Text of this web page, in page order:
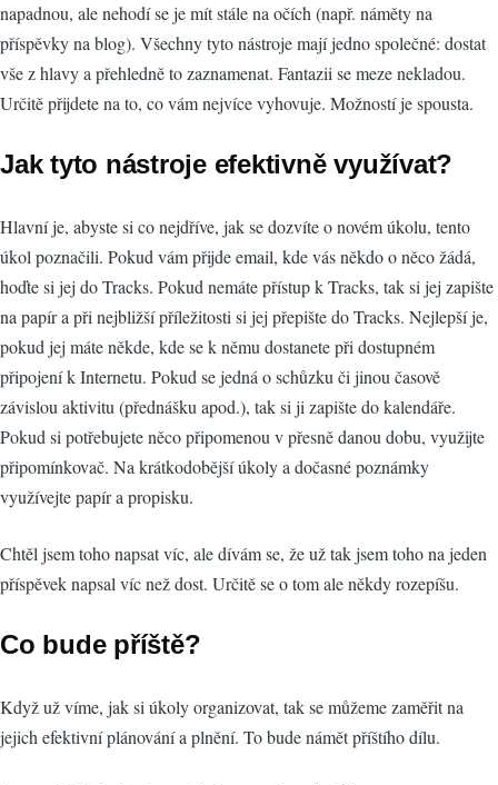
napadnou, ale nehodí se je mít stále na očích (např. náměty na
příspěvky na blog). Všechny tyto nástroje mají jedno společné: dostat
vše z hlavy a přehledně to zaznamenat. Fantazii se meze nekladou.
Určitě přijdete na to, co vám nejvíce vyhovuje. Možností je spousta.
Jak tyto nástroje efektivně využívat?
Hlavní je, abyste si co nejdříve, jak se dozvíte o novém úkolu, tento
úkol poznačili. Pokud vám přijde email, kde vás někdo o něco žádá,
hoďte si jej do Tracks. Pokud nemáte přístup k Tracks, tak si jej zapište
na papír a při nejbližší příležitosti si jej přepište do Tracks. Nejlepší je,
pokud jej máte někde, kde se k němu dostanete při dostupném
připojení k Internetu. Pokud se jedná o schůzku či jinou časově
závislou aktivitu (přednášku apod.), tak si ji zapište do kalendáře.
Pokud si potřebujete něco připomenou v přesně danou dobu, využijte
připomínkovač. Na krátkodobější úkoly a dočasné poznámky
využívejte papír a propisku.
Chtěl jsem toho napsat víc, ale dívám se, že už tak jsem toho na jeden
příspěvek napsal víc než dost. Určitě se o tom ale někdy rozepíšu.
Co bude příště?
Když už víme, jak si úkoly organizovat, tak se můžeme zaměřit na
jejich efektivní plánování a plnění. To bude námět příštího dílu.